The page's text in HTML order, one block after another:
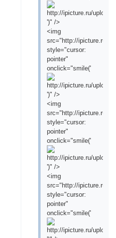
')" />
<img
src="http://ipicture.ru/
style="cursor:
pointer"
onclick="smile('
')" />
<img
src="http://ipicture.ru/
style="cursor:
pointer"
onclick="smile('
')" />
<img
src="http://ipicture.ru/
style="cursor:
pointer"
onclick="smile('